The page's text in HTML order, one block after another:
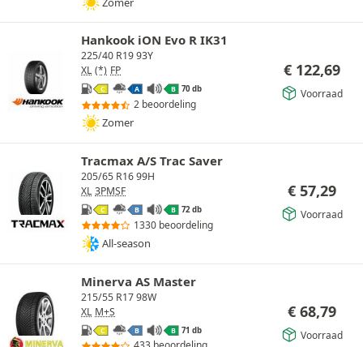
Hankook iON Evo R IK31
225/40 R19 93Y
XL (*) FP
C A B 70 db
2 beoordeling
Zomer
€ 122,69
Voorraad
Tracmax A/S Trac Saver
205/65 R16 99H
XL 3PMSF
C B B 72 db
1330 beoordeling
All-season
€ 57,29
Voorraad
Minerva AS Master
215/55 R17 98W
XL M+S
C B B 71 db
€ 68,79
Voorraad